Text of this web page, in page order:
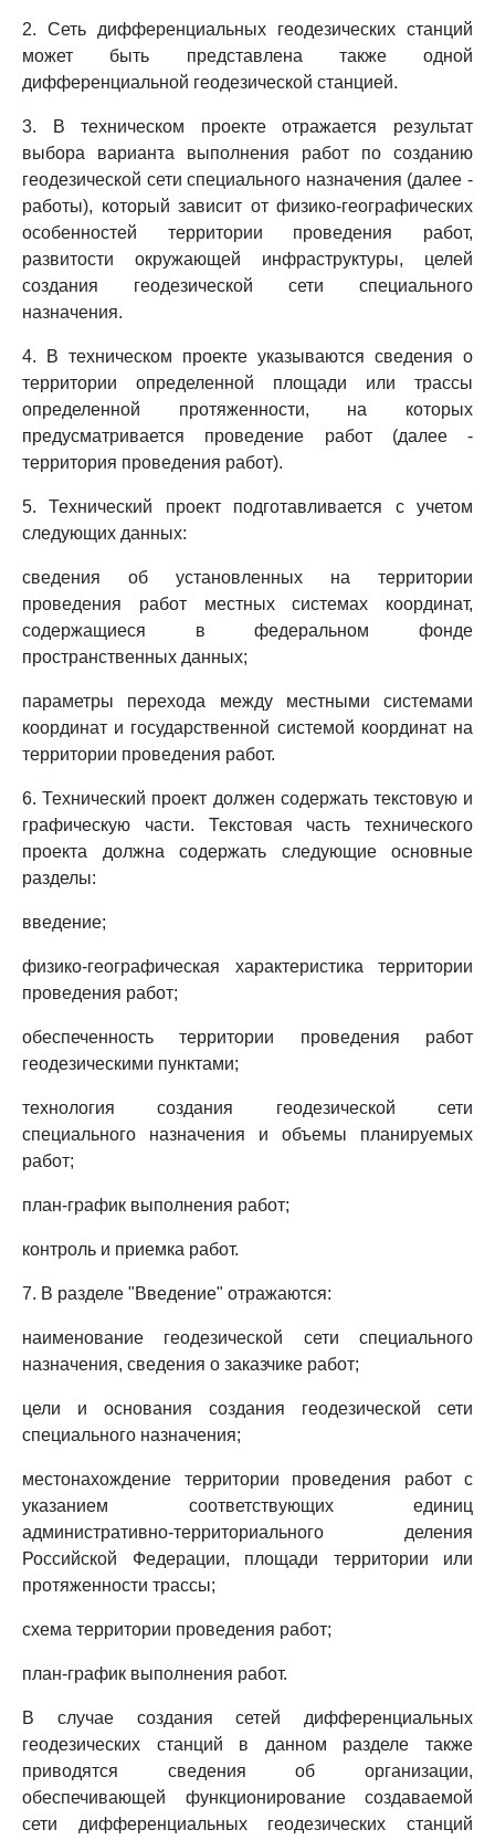
2. Сеть дифференциальных геодезических станций
может быть представлена также одной
дифференциальной геодезической станцией.
3. В техническом проекте отражается результат
выбора варианта выполнения работ по созданию
геодезической сети специального назначения (далее -
работы), который зависит от физико-географических
особенностей территории проведения работ,
развитости окружающей инфраструктуры, целей
создания геодезической сети специального
назначения.
4. В техническом проекте указываются сведения о
территории определенной площади или трассы
определенной протяженности, на которых
предусматривается проведение работ (далее -
территория проведения работ).
5. Технический проект подготавливается с учетом
следующих данных:
сведения об установленных на территории
проведения работ местных системах координат,
содержащиеся в федеральном фонде
пространственных данных;
параметры перехода между местными системами
координат и государственной системой координат на
территории проведения работ.
6. Технический проект должен содержать текстовую и
графическую части. Текстовая часть технического
проекта должна содержать следующие основные
разделы:
введение;
физико-географическая характеристика территории
проведения работ;
обеспеченность территории проведения работ
геодезическими пунктами;
технология создания геодезической сети
специального назначения и объемы планируемых
работ;
план-график выполнения работ;
контроль и приемка работ.
7. В разделе "Введение" отражаются:
наименование геодезической сети специального
назначения, сведения о заказчике работ;
цели и основания создания геодезической сети
специального назначения;
местонахождение территории проведения работ с
указанием соответствующих единиц
административно-территориального деления
Российской Федерации, площади территории или
протяженности трассы;
схема территории проведения работ;
план-график выполнения работ.
В случае создания сетей дифференциальных
геодезических станций в данном разделе также
приводятся сведения об организации,
обеспечивающей функционирование создаваемой
сети дифференциальных геодезических станций